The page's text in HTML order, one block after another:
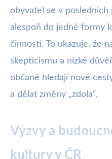
obyvatel se v
alespoň do jedné formy
činnosti. To ukazuje, že
skepticismu a nízké
občané hledají nové
a dělat změny „zdola“.
Výzvy a
kultury v ČR